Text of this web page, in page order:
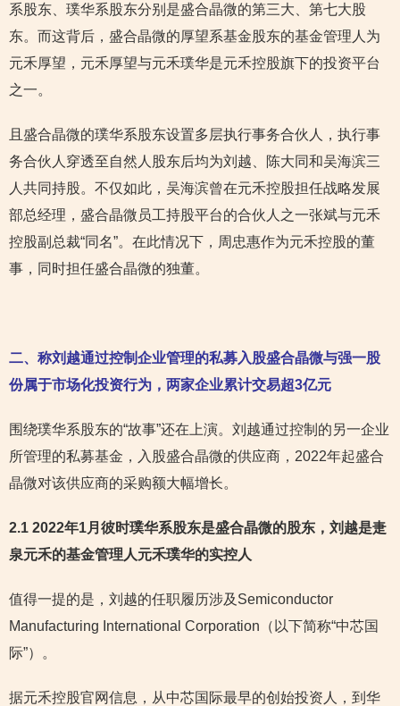
系股东、璞华系股东分别是盛合晶微的第三大、第七大股
东。而这背后，盛合晶微的厚望系基金股东的基金管理人为
元禾厚望，元禾厚望与元禾璞华是元禾控股旗下的投资平台
之一。
且盛合晶微的璞华系股东设置多层执行事务合伙人，执行事
务合伙人穿透至自然人股东后均为刘越、陈大同和吴海滨三
人共同持股。不仅如此，吴海滨曾在元禾控股担任战略发展
部总经理，盛合晶微员工持股平台的合伙人之一张斌与元禾
控股副总裁“同名”。在此情况下，周忠惠作为元禾控股的董
事，同时担任盛合晶微的独董。
二、称刘越通过控制企业管理的私募入股盛合晶微与强一股
份属于市场化投资行为，两家企业累计交易超3亿元
围绕璞华系股东的“故事”还在上演。刘越通过控制的另一企业
所管理的私募基金，入股盛合晶微的供应商，2022年起盛合
晶微对该供应商的采购额大幅增长。
2.1 2022年1月彼时璞华系股东是盛合晶微的股东，刘越是疌
泉元禾的基金管理人元禾璞华的实控人
值得一提的是，刘越的任职履历涉及Semiconductor
Manufacturing International Corporation（以下简称“中芯国
际”）。
据元禾控股官网信息，从中芯国际最早的创始投资人，到华